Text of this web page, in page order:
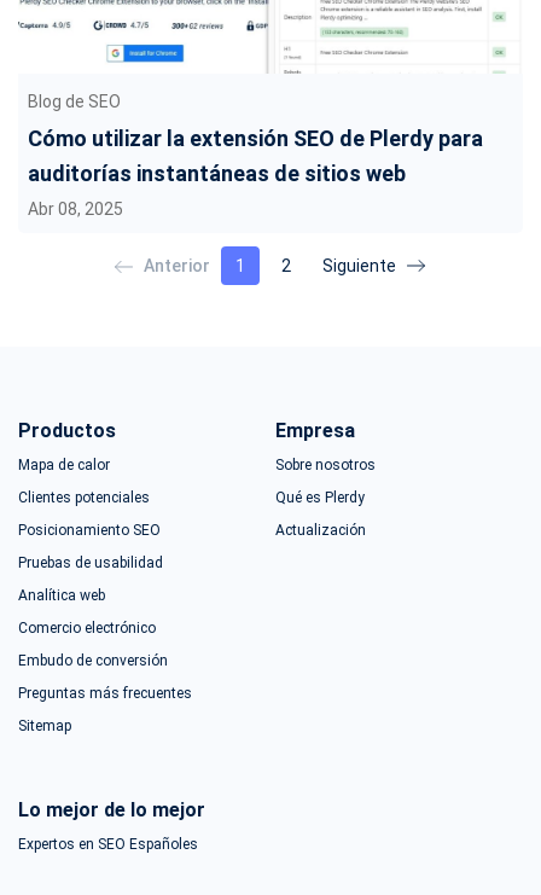
Blog de SEO
Cómo utilizar la extensión SEO de Plerdy para
auditorías instantáneas de sitios web
Abr 08, 2025
1 2
Productos
Mapa de calor
Clientes potenciales
Posicionamiento SEO
Pruebas de usabilidad
Analítica web
Comercio electrónico
Embudo de conversión
Preguntas más frecuentes
Sitemap
Empresa
Sobre nosotros
Qué es Plerdy
Actualización
Lo mejor de lo mejor
Expertos en SEO Españoles